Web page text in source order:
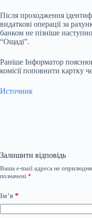
Після проходження
видаткові операції за
банком не пізніше
“Ощаді”.
Раніше Інформатор
комісії поповнити картку
Источник
Залишити відповідь
Ваша e-mail адреса не
позначені *
Ім’я *